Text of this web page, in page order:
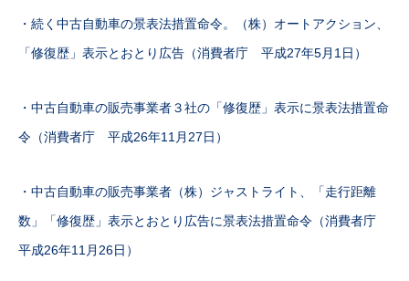
・続く中古自動車の景表法措置命令。（株）オートアクション、
「修復歴」表示とおとり広告（消費者庁 平成27年5月1日）
・中古自動車の販売事業者３社の「修復歴」表示に景表法措置命
令（消費者庁 平成26年11月27日）
・中古自動車の販売事業者（株）ジャストライト、「走行距離
数」「修復歴」表示とおとり広告に景表法措置命令（消費者庁
平成26年11月26日）